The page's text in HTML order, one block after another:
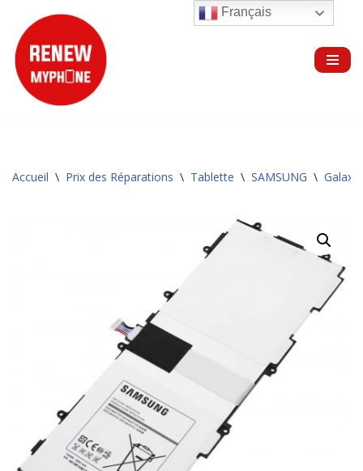
Aller
au
contenu
Accueil \ Prix des Réparations \ Tablette \ SAMSUNG \
Français